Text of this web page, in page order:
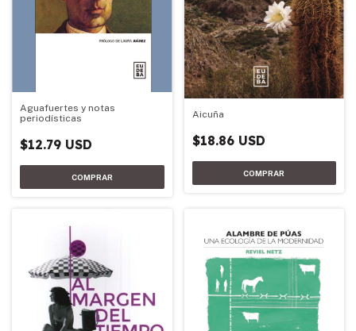
Aguafuertes y notas
periodísticas
$12.79 USD
Aicuña
$18.86 USD